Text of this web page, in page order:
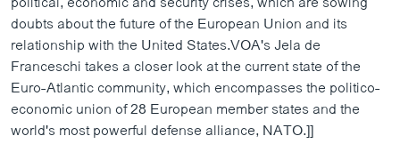
doubts about the future of the European Union and its
relationship with the United States.VOA's Jela de
Franceschi takes a closer look at the current state of the
Euro-Atlantic community, which encompasses the politico-
economic union of 28 European member states and the
world's most powerful defense alliance, NATO.]]